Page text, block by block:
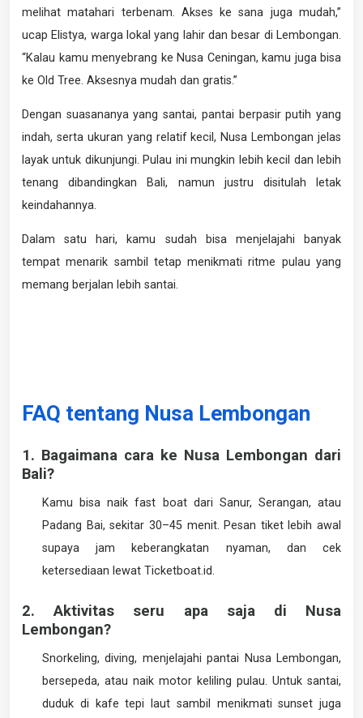
melihat matahari terbenam. Akses ke sana juga mudah,”
ucap Elistya, warga lokal yang lahir dan besar di Lembongan.
“Kalau kamu menyebrang ke Nusa Ceningan, kamu juga bisa
ke Old Tree. Aksesnya mudah dan gratis.”
Dengan suasananya yang santai, pantai berpasir putih yang
indah, serta ukuran yang relatif kecil, Nusa Lembongan jelas
layak untuk dikunjungi. Pulau ini mungkin lebih kecil dan lebih
tenang dibandingkan Bali, namun justru disitulah letak
keindahannya.
Dalam satu hari, kamu sudah bisa menjelajahi banyak
tempat menarik sambil tetap menikmati ritme pulau yang
memang berjalan lebih santai.
FAQ tentang Nusa Lembongan
1. Bagaimana cara ke Nusa Lembongan dari
Bali?
Kamu bisa naik fast boat dari Sanur, Serangan, atau
Padang Bai, sekitar 30–45 menit. Pesan tiket lebih awal
supaya jam keberangkatan nyaman, dan cek
ketersediaan lewat Ticketboat.id.
2. Aktivitas seru apa saja di Nusa
Lembongan?
Snorkeling, diving, menjelajahi pantai Nusa Lembongan,
bersepeda, atau naik motor keliling pulau. Untuk santai,
duduk di kafe tepi laut sambil menikmati sunset juga